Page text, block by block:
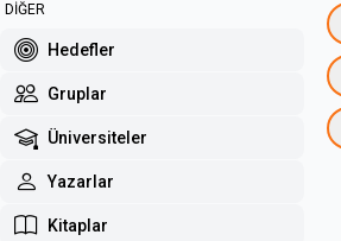
DİĞER
Hedefler
Gruplar
Üniversiteler
Yazarlar
Kitaplar